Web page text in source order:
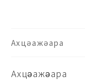
Ахцәажәара
Ахцәажәара